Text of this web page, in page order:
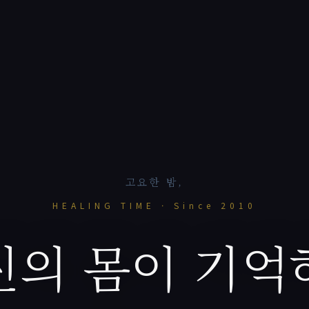
고요한 밤,
HEALING TIME · Since 2010
의 몸이 기억